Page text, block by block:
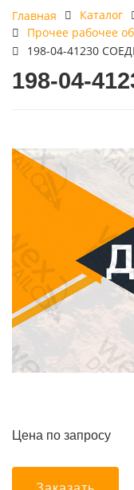
Главная Каталог
Прочее рабочее
198-04-41230
198-04-
Цена по запросу